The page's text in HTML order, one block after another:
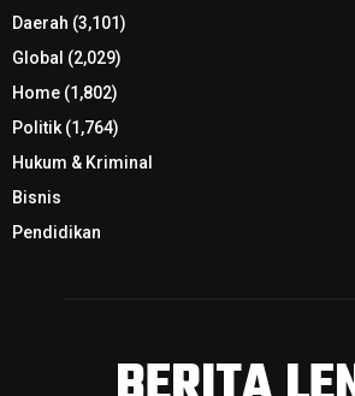
Daerah (3,101)
Global (2,029)
Home (1,802)
Politik(1,764)
Hukum & Kriminal
Bisnis
Pendidikan